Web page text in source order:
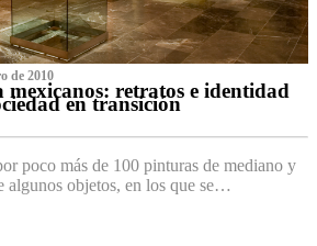
de 2010
mexicanos: retratos e identidad
en transición
poco más de 100 pinturas de mediano y
algunos objetos, en los que se…